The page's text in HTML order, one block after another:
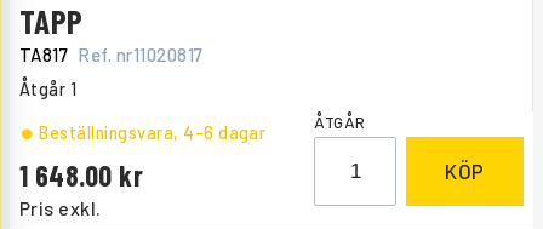
TAPP
TA817 Ref. nr11020817
Åtgår 1
Pris exkl.
1 648.00
Beställningsvara, 4-6 dagar ÅTGÅR
KÖP